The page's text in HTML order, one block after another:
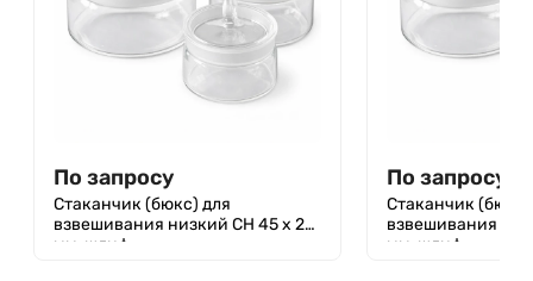
По запросу
Стаканчик (бюкс) для
взвешивания низкий СН 45 х 25
мм, шлиф
По запросу
Стаканчик
взвешивания
мм, шлиф